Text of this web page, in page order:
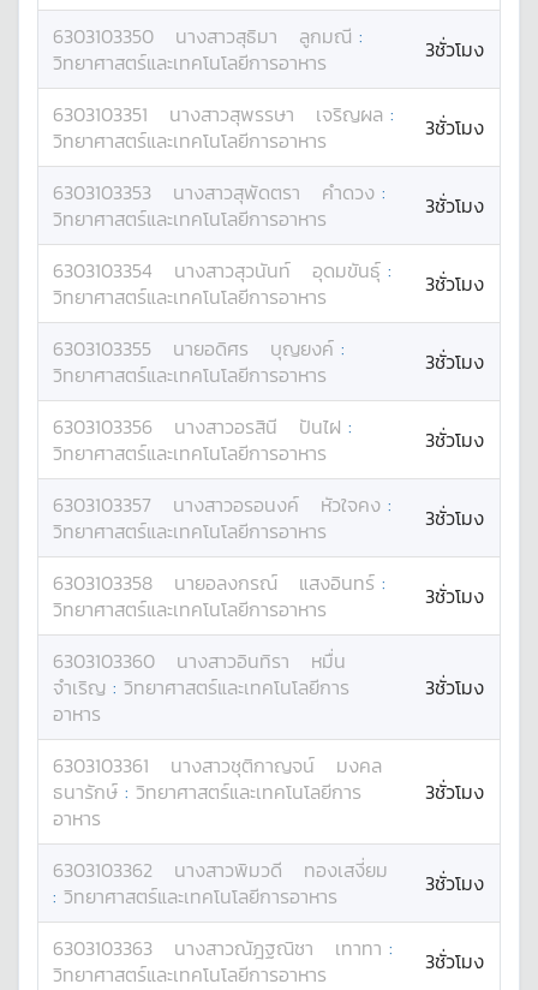
6303103350 นางสาวสุธิมา ลูกมณี :
วิทยาศาสตร์และเทคโนโลยีการอาหาร
3ชั่วโมง
6303103351 นางสาวสุพรรษา เจริญผล :
วิทยาศาสตร์และเทคโนโลยีการอาหาร
3ชั่วโมง
6303103353 นางสาวสุพัดตรา คำดวง :
วิทยาศาสตร์และเทคโนโลยีการอาหาร
3ชั่วโมง
6303103354 นางสาวสุวนันท์ อุดมขันธุ์ :
วิทยาศาสตร์และเทคโนโลยีการอาหาร
3ชั่วโมง
6303103355 นายอดิศร บุญยงค์ :
วิทยาศาสตร์และเทคโนโลยีการอาหาร
3ชั่วโมง
6303103356 นางสาวอรสินี ปันไฝ :
วิทยาศาสตร์และเทคโนโลยีการอาหาร
3ชั่วโมง
6303103357 นางสาวอรอนงค์ หัวใจคง :
วิทยาศาสตร์และเทคโนโลยีการอาหาร
3ชั่วโมง
6303103358 นายอลงกรณ์ แสงอินทร์ :
วิทยาศาสตร์และเทคโนโลยีการอาหาร
3ชั่วโมง
6303103360 นางสาวอินทิรา
หมื่น
จำเริญ : วิทยาศาสตร์และเทคโนโลยีการ
อาหาร
3ชั่วโมง
6303103361 นางสาวชุติกาญจน์
มงคล
ธนารักษ์ : วิทยาศาสตร์และเทคโนโลยีการ
อาหาร
3ชั่วโมง
6303103362 นางสาวพิมวดี
ทองเสงี่ยม
: วิทยาศาสตร์และเทคโนโลยีการอาหาร 3ชั่วโมง
6303103363 นางสาวณัฎฐณิชา เทาทา :
วิทยาศาสตร์และเทคโนโลยีการอาหาร
3ชั่วโมง